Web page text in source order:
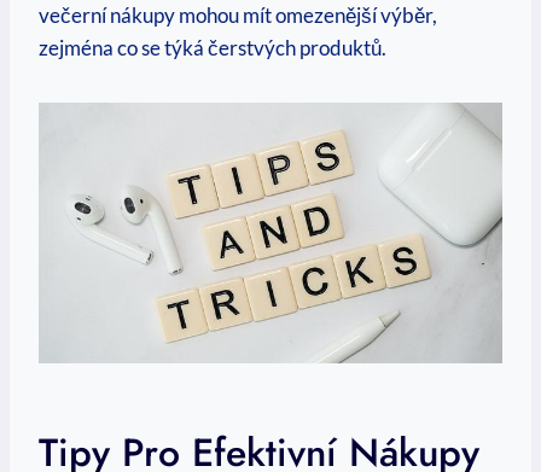
večerní nákupy mohou mít omezenější výběr,
zejména co se týká čerstvých produktů.
Tipy Pro Efektivní Nákupy